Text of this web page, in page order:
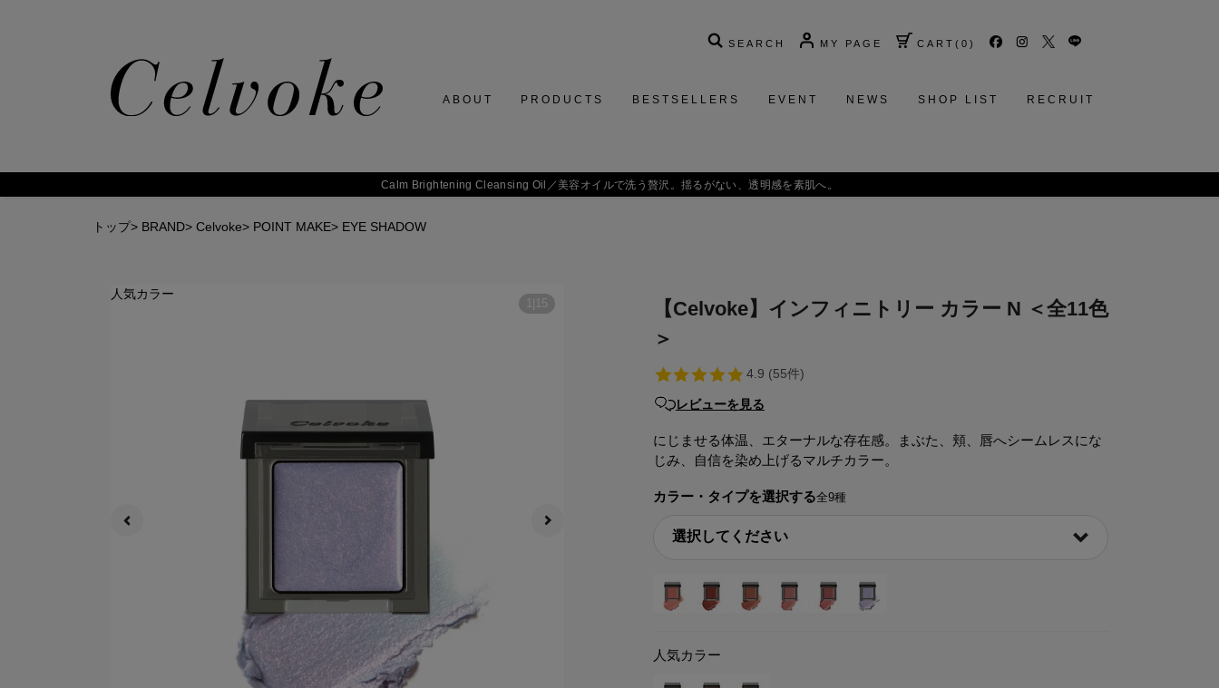
SEARCH MY PAGE CART ( 0 )
ABOUT PRODUCTS BESTSELLERS EVENT NEWS SHOP LIST RECRUIT
Calm Brightening Cleansing Oil／ 美容オイルで洗う贅沢。揺るがない、透明感を素肌へ。
トップ> BRAND> Celvoke> POINT MAKE> EYE SHADOW
人気カラー
1 15
【Celvoke】インフィニトリー カラー N ＜全11色
＞
レビューを見る
にじませる体温、エターナルな存在感。まぶた、頬、唇へシームレスにな
じみ、自信を染め上げるマルチカラー。
カラー・タイプを選択する全9種
人気カラー